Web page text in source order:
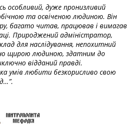
особливий, дуже пронизливий
та освіченою людиною. Він
багато читав, працював і вимагав
Природжений адміністратор,
для наслідування, непохитний
щирою людиною, здатним до
відданий правді.
умів любити безкорисливо свою